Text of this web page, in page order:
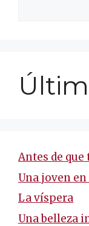
Antes de que
Una joven
La víspera
Una belleza